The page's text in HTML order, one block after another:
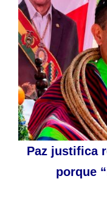
Paz justifica
porque